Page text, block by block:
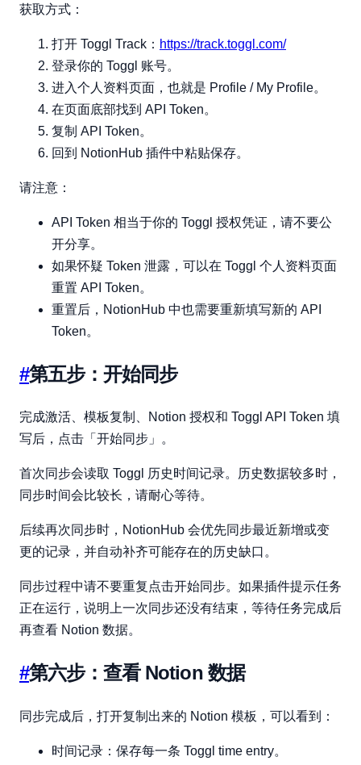
获取方式：
打开 Toggl Track： https://track.toggl.com/
登录你的 Toggl 账号。
进入个人资料页面，也就是 Profile / My Profile。
在页面底部找到 API Token。
复制 API Token。
回到 NotionHub 插件中粘贴保存。
请注意：
API Token 相当于你的 Toggl 授权凭证，请不要公
开分享。
如果怀疑 Token 泄露，可以在 Toggl 个人资料页面
重置 API Token。
重置后，NotionHub 中也需要重新填写新的 API
Token。
#第五步：开始同步
完成激活、模板复制、Notion 授权和 Toggl API Token 填
写后，点击「开始同步」。
首次同步会读取 Toggl 历史时间记录。历史数据较多时，
同步时间会比较长，请耐心等待。
后续再次同步时，NotionHub 会优先同步最近新增或变
更的记录，并自动补齐可能存在的历史缺口。
同步过程中请不要重复点击开始同步。如果插件提示任务
正在运行，说明上一次同步还没有结束，等待任务完成后
再查看 Notion 数据。
#第六步：查看 Notion 数据
同步完成后，打开复制出来的 Notion 模板，可以看到：
时间记录：保存每一条 Toggl time entry。